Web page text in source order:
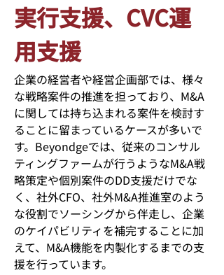
実行支援、CVC運
用支援
企業の経営者や経営企画部では、様々
な戦略案件の推進を担っており、M&A
に関しては持ち込まれる案件を検討す
ることに留まっているケースが多いで
す。 Beyondgeでは、従来のコンサル
ティングファームが行うようなM&A戦
略策定や個別案件のDD支援だけでな
く、社外CFO、社外M&A推進室のよう
な役割でソーシングから伴走し、企業
のケイパビリティを補完することに加
えて、 M&A機能を内製化するまでの支
援を行っています。